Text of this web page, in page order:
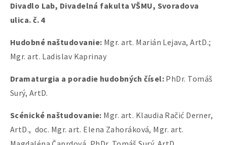
Divadlo Lab, Divadelná fakulta VŠMU, Svoradova
ulica. č. 4
Hudobné naštudovanie: Mgr. art. Marián Lejava, ArtD.;
Mgr. art. Ladislav Kaprinay
Dramaturgia a poradie hudobných čísel: PhDr. Tomáš
Surý, ArtD.
Scénické naštudovanie: Mgr. art. Klaudia Račić Derner,
ArtD., doc. Mgr. art. Elena Zahoráková, Mgr. art.